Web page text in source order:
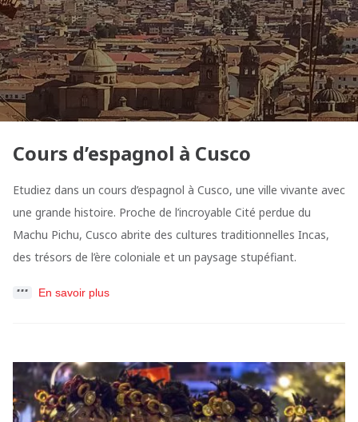
Cours d’espagnol à Cusco
Etudiez dans un cours d’espagnol à Cusco, une ville vivante avec
une grande histoire. Proche de l’incroyable Cité perdue du
Machu Pichu, Cusco abrite des cultures traditionnelles Incas,
des trésors de l’ère coloniale et un paysage stupéfiant.
En savoir plus